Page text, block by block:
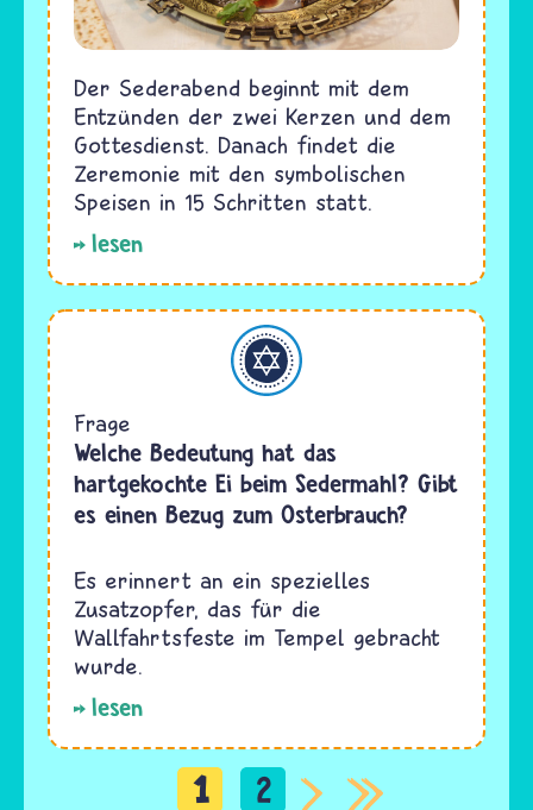
Der Sederabend beginnt mit dem
Entzünden der zwei Kerzen und dem
Gottesdienst. Danach findet die
Zeremonie mit den symbolischen
Speisen in 15 Schritten statt.
lesen
Judentum
Frage
Welche Bedeutung hat das
hartgekochte Ei beim Sedermahl? Gibt
es einen Bezug zum Osterbrauch?
Es erinnert an ein spezielles
Zusatzopfer, das für die
Wallfahrtsfeste im Tempel gebracht
wurde.
lesen
1 2